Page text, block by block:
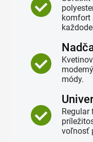
komfort
módy.
Regular
voľnosť